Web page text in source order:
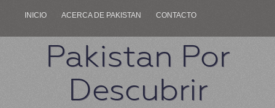
INICIO ACERCA DE PAKISTAN CONTACTO
Pakistan Por
Descubrir